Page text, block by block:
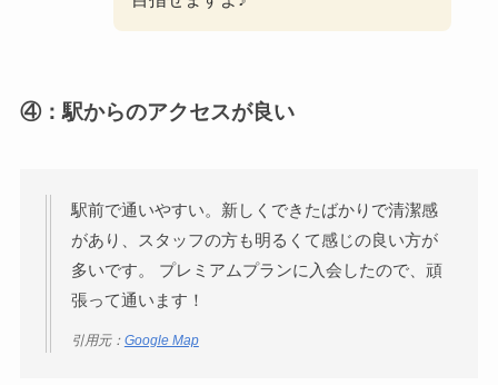
④：駅からのアクセスが良い
駅前で通いやすい。新しくできたばかりで清潔感
があり、スタッフの方も明るくて感じの良い方が
多いです。 プレミアムプランに入会したので、頑
張って通います！
引用元： Google Map